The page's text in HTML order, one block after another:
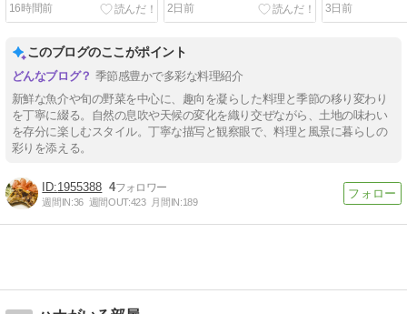
16時間前
2日前 3日前
このブログのここがポイント
季節感豊かで多彩な料理紹介
新鮮な魚介や旬の野菜を中心に、趣向を凝らした料理と季節の移り変わり
を丁寧に綴る。自然の息吹や天候の変化を織り交ぜながら、土地の味わい
を存分に楽しむスタイル。丁寧な描写と観察眼で、料理と風景に暮らしの
彩りを添える。
1955388 4
週間IN:36 週間OUT:423 月間IN:189